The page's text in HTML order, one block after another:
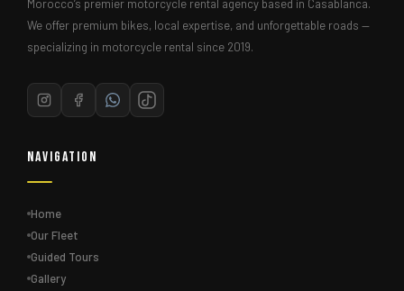
Morocco’s premier motorcycle rental agency based in Casablanca.
We offer premium bikes, local expertise, and unforgettable roads —
specializing in motorcycle rental since 2019.
Navigation
Home
Our Fleet
Guided Tours
Gallery